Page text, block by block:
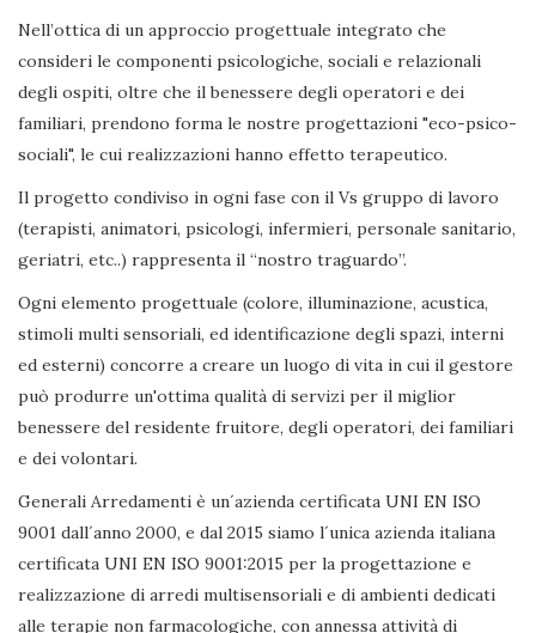
Nell’ottica di un approccio progettuale integrato che
consideri le componenti psicologiche, sociali e relazionali
degli ospiti, oltre che il benessere degli operatori e dei
familiari, prendono forma le nostre progettazioni "eco-psico-
sociali", le cui realizzazioni hanno effetto terapeutico.
Il progetto condiviso in ogni fase con il Vs gruppo di lavoro
(terapisti, animatori, psicologi, infermieri, personale sanitario,
geriatri, etc..) rappresenta il “nostro traguardo”.
Ogni elemento progettuale (colore, illuminazione, acustica,
stimoli multi sensoriali, ed identificazione degli spazi, interni
ed esterni) concorre a creare un luogo di vita in cui il gestore
può produrre un'ottima qualità di servizi per il miglior
benessere del residente fruitore, degli operatori, dei familiari
e dei volontari.
Generali Arredamenti è un´azienda certificata UNI EN ISO
9001 dall´anno 2000, e dal 2015 siamo l´unica azienda italiana
certificata UNI EN ISO 9001:2015 per la progettazione e
realizzazione di arredi multisensoriali e di ambienti dedicati
alle terapie non farmacologiche, con annessa attività di